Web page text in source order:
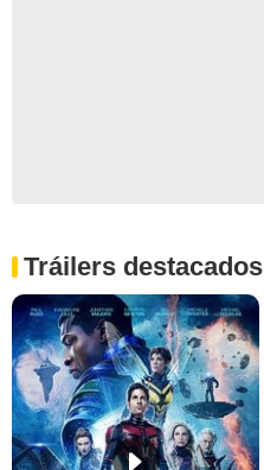
Tráilers destacados